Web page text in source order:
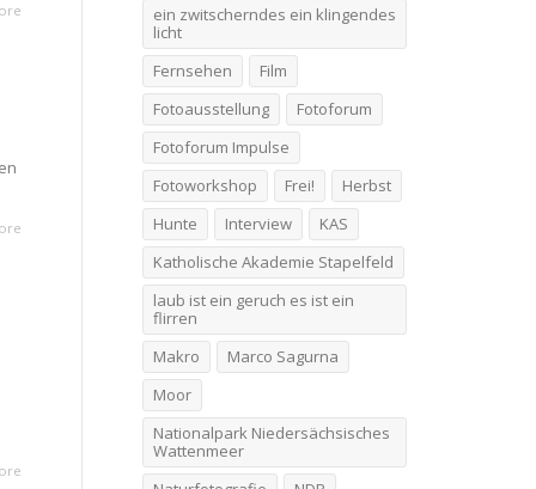
ein zwitscherndes ein klingendes
licht
Fernsehen
Film
Fotoausstellung
Fotoforum
Fotoforum Impulse
Fotoworkshop
Frei!
Herbst
Hunte
Interview
KAS
Katholische Akademie Stapelfeld
laub ist ein geruch es ist ein
flirren
Makro
Marco Sagurna
Moor
Nationalpark Niedersächsisches
Wattenmeer